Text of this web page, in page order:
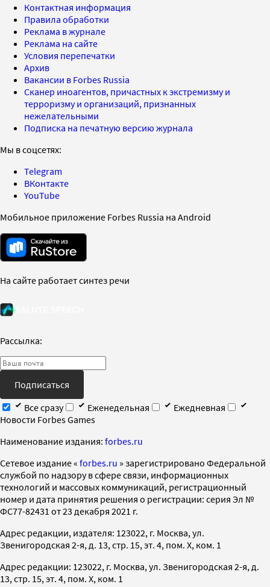
Контактная информация
Правила обработки
Реклама в журнале
Реклама на сайте
Условия перепечатки
Архив
Вакансии в Forbes Russia
Сканер иноагентов, причастных к экстремизму и
терроризму и организаций, признанных
нежелательными
Подписка на печатную версию журнала
Мы в соцсетях:
Telegram
ВКонтакте
YouTube
Мобильное приложение Forbes Russia на Android
На сайте работает синтез речи
Рассылка:
Подписаться
Все сразу
Еженедельная
Ежедневная
Новости Forbes Games
Наименование издания: forbes.ru
Cетевое издание « forbes.ru » зарегистрировано Федеральной
службой по надзору в сфере связи, информационных
технологий и массовых коммуникаций, регистрационный
номер и дата принятия решения о регистрации: серия Эл №
ФС77-82431 от 23 декабря 2021 г.
Адрес редакции, издателя: 123022, г. Москва, ул.
Звенигородская 2-я, д. 13, стр. 15, эт. 4, пом. X, ком. 1
Адрес редакции: 123022, г. Москва, ул. Звенигородская 2-я, д.
13, стр. 15, эт. 4, пом. X, ком. 1